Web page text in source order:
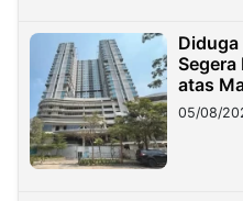
Segera
atas
05/08/